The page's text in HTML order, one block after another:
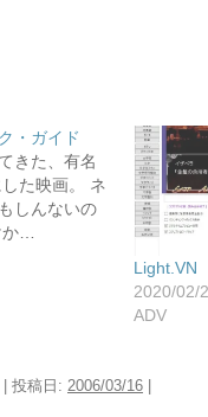
・ガイド
きた、有名
た映画。 ネ
しんないの
…
Light.VN
2020/02/
ADV
| 投稿日: 2006/03/16